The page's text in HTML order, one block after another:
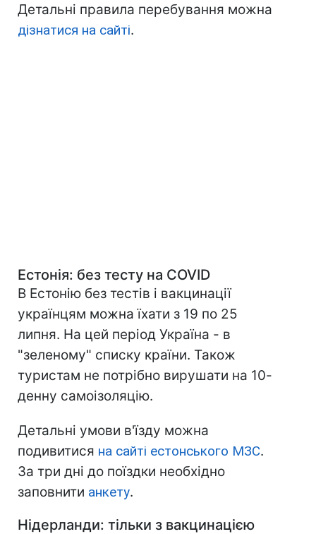
Детальні правила перебування можна
дізнатися на сайті.
Естонія: без тесту на COVID
В Естонію без тестів і вакцинації
українцям можна їхати з 19 по 25
липня. На цей період Україна - в
"зеленому" списку країни. Також
туристам не потрібно вирушати на 10-
денну самоізоляцію.
Детальні умови в'їзду можна
подивитися на сайті естонського МЗС.
За три дні до поїздки необхідно
заповнити анкету.
Нідерланди: тільки з вакцинацією